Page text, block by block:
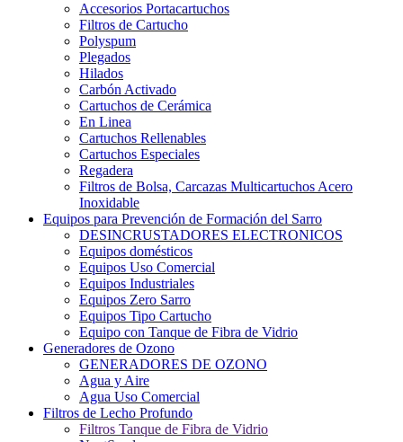
Accesorios Portacartuchos
Filtros de Cartucho
Polyspum
Plegados
Hilados
Carbón Activado
Cartuchos de Cerámica
En Linea
Cartuchos Rellenables
Cartuchos Especiales
Regadera
Filtros de Bolsa, Carcazas Multicartuchos Acero
Inoxidable
Equipos para Prevención de Formación del Sarro
DESINCRUSTADORES ELECTRONICOS
Equipos domésticos
Equipos Uso Comercial
Equipos Industriales
Equipos Zero Sarro
Equipos Tipo Cartucho
Equipo con Tanque de Fibra de Vidrio
Generadores de Ozono
GENERADORES DE OZONO
Agua y Aire
Agua Uso Comercial
Filtros de Lecho Profundo
Filtros Tanque de Fibra de Vidrio